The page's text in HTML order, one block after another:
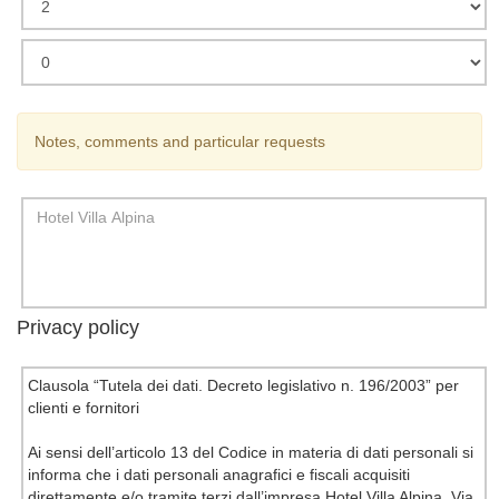
Notes, comments and particular requests
Privacy policy
Clausola “Tutela dei dati. Decreto legislativo n. 196/2003” per
clienti e fornitori
Ai sensi dell’articolo 13 del Codice in materia di dati personali si
informa che i dati personali anagrafici e fiscali acquisiti